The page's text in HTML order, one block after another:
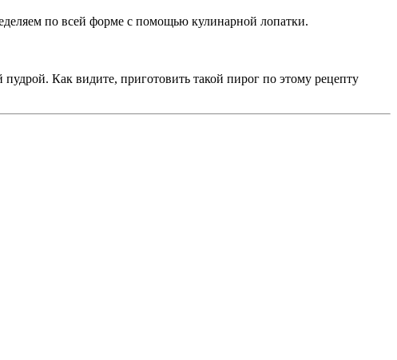
по всей форме с помощью кулинарной лопатки.
Как видите, приготовить такой пирог по этому рецепту